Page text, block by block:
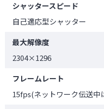
シャッタースピード
自己適応型シャッター
最大解像度
2304×1296
フレームレート
15fps(ネットワーク伝送中